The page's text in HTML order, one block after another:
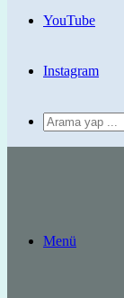
YouTube
Instagram
Menü